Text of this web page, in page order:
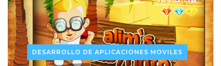
DESARROLLO DE APLICACIONES MOVILES